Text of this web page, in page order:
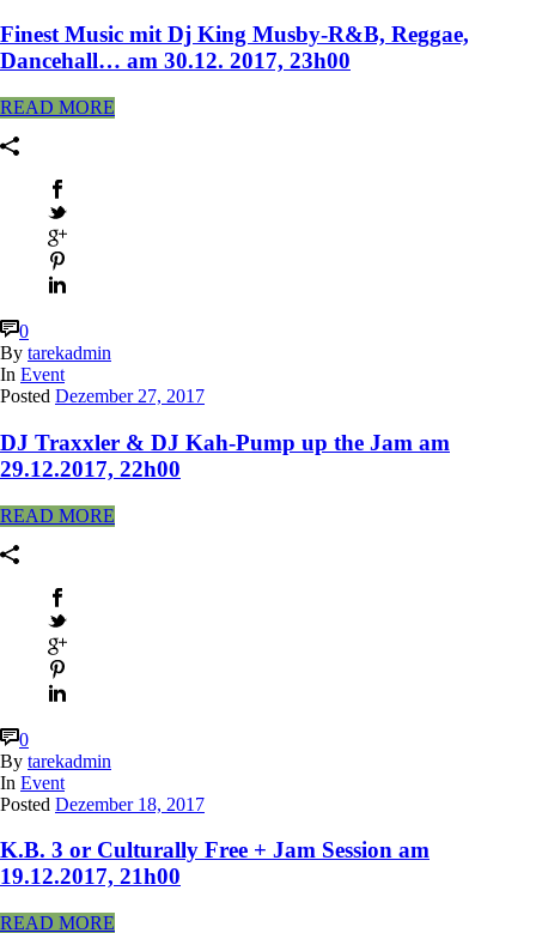
Finest Music mit Dj King Musby-R&B, Reggae,
Dancehall… am 30.12. 2017, 23h00
READ MORE
0
By tarekadmin
In Event
Posted Dezember 27, 2017
DJ Traxxler & DJ Kah-Pump up the Jam am
29.12.2017, 22h00
READ MORE
0
By tarekadmin
In Event
Posted Dezember 18, 2017
K.B. 3 or Culturally Free + Jam Session am
19.12.2017, 21h00
READ MORE